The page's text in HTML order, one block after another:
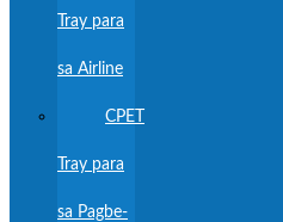
Tray para
sa Airline
CPET
Tray para
sa Pagbe-